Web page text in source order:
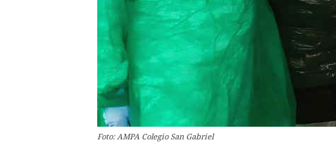
Foto: AMPA Colegio San Gabriel